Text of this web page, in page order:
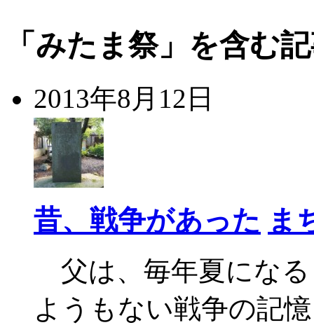
「みたま祭」を含む
2013年8月12日
昔、戦争があった ま
父は、毎年夏にな
ようもない戦争の記